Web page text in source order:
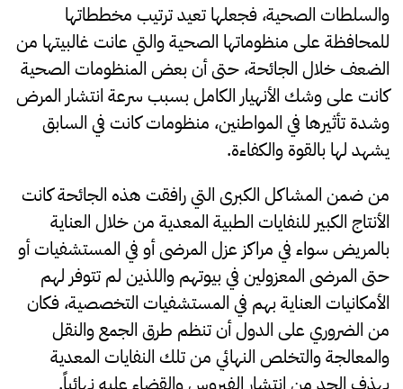
والسلطات الصحية، فجعلها تعيد ترتيب مخططاتها
للمحافظة على منظوماتها الصحية والتي عانت غالبيتها من
الضعف خلال الجائحة، حتى أن بعض المنظومات الصحية
كانت على وشك الأنهيار الكامل بسبب سرعة انتشار المرض
وشدة تأثيرها في المواطنين، منظومات كانت في السابق
يشهد لها بالقوة والكفاءة.
من ضمن المشاكل الكبرى التي رافقت هذه الجائحة كانت
الأنتاج الكبير للنفايات الطبية المعدية من خلال العناية
بالمريض سواء في مراكز عزل المرضى أو في المستشفيات أو
حتى المرضى المعزولين في بيوتهم واللذين لم تتوفر لهم
الأمكانيات العناية بهم في المستشفيات التخصصية، فكان
من الضروري على الدول أن تنظم طرق الجمع والنقل
والمعالجة والتخلص النهائي من تلك النفايات المعدية